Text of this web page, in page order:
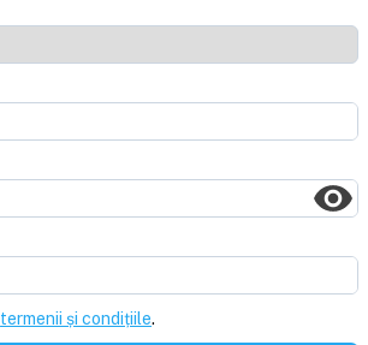
termenii și condițiile.